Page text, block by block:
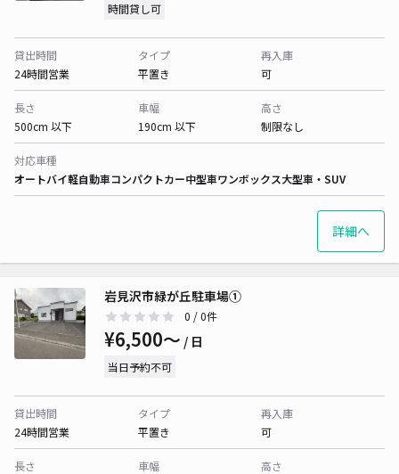
時間貸し可
貸出時間
24時間営業
タイプ
平置き
再入庫
可
長さ
500cm 以下
車幅
190cm 以下
高さ
制限なし
対応車種
オートバイ軽自動車コンパクトカー中型車ワンボックス大型車・SUV
詳細へ
岩見沢市緑が丘駐車場①
0 / 0件
¥6,500〜 / 日
当日予約不可
貸出時間
24時間営業
タイプ
平置き
再入庫
可
長さ
車幅
高さ